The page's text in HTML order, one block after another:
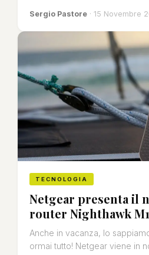
Sergio Pastore · 15 Novembre
TECNOLOGIA
Netgear presenta il
router Nighthawk M1
Anche in vacanza, lo
ormai tutto! Netgear viene in